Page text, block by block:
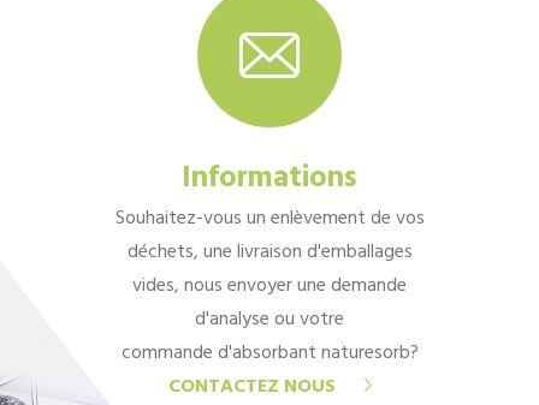
Informations
Souhaitez-vous un enlèvement de vos
déchets, une livraison d'emballages
vides, nous envoyer une demande
d'analyse ou votre
commande d'absorbant naturesorb?
CONTACTEZ NOUS